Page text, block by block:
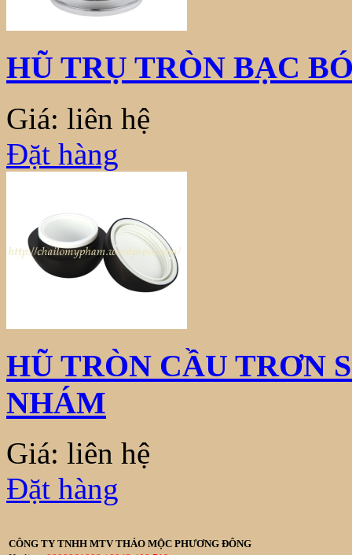
HŨ TRỤ TRÒN BẠC
Giá: liên hệ
Đặt hàng
HŨ TRÒN CẦU TRƠN
NHÁM
Giá: liên hệ
Đặt hàng
CÔNG TY TNHH MTV THẢO MỘC PHƯƠNG ĐÔNG